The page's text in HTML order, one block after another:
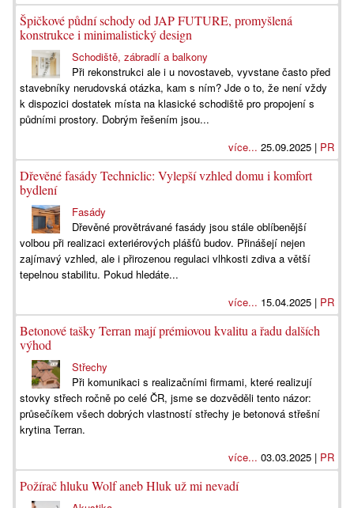
Špičkové půdní schody od JAP FUTURE, promyšlená
konstrukce i minimalistický design
Schodiště, zábradlí a balkony
Při rekonstrukci ale i u novostaveb, vyvstane často před
stavebníky nerudovská otázka, kam s ním? Jde o to, že není vždy
k dispozici dostatek místa na klasické schodiště pro propojení s
půdními prostory. Dobrým řešením jsou...
více... 25.09.2025 | PR
Dřevěné fasády Techniclic: Vylepší vzhled domu i komfort
bydlení
Fasády
Dřevěné provětrávané fasády jsou stále oblíbenější
volbou při realizaci exteriérových plášťů budov. Přinášejí nejen
zajímavý vzhled, ale i přirozenou regulaci vlhkosti zdiva a větší
tepelnou stabilitu. Pokud hledáte...
více... 15.04.2025 | PR
Betonové tašky Terran mají prémiovou kvalitu a řadu dalších
výhod
Střechy
Při komunikaci s realizačními firmami, které realizují
stovky střech ročně po celé ČR, jsme se dozvěděli tento názor:
průsečíkem všech dobrých vlastností střechy je betonová střešní
krytina Terran.
více... 03.03.2025 | PR
Požírač hluku Wolf aneb Hluk už mi nevadí